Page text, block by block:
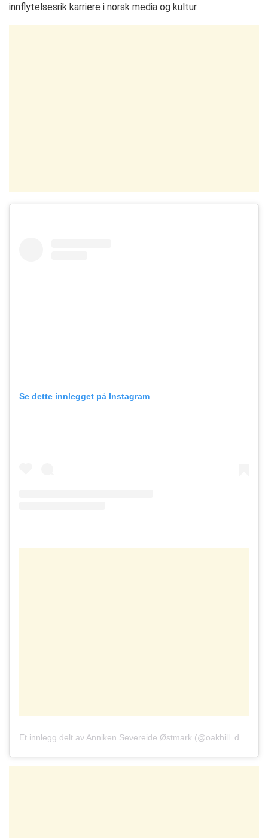
innflytelsesrik karriere i norsk media og kultur.
Se dette innlegget på Instagram
Et innlegg delt av Anniken Severeide Østmark (@oakhill_design)